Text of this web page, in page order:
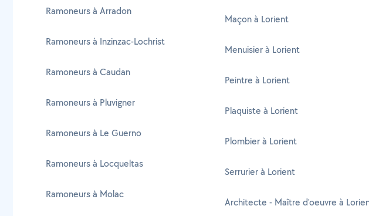
Ramoneurs à Arradon
Ramoneurs à Inzinzac-Lochrist
Ramoneurs à Caudan
Ramoneurs à Pluvigner
Ramoneurs à Le Guerno
Ramoneurs à Locqueltas
Ramoneurs à Molac
Maçon à Lorient
Menuisier à Lorient
Peintre à Lorient
Plaquiste à Lorient
Plombier à Lorient
Serrurier à Lorient
Architecte - Maître d'oeuvre à